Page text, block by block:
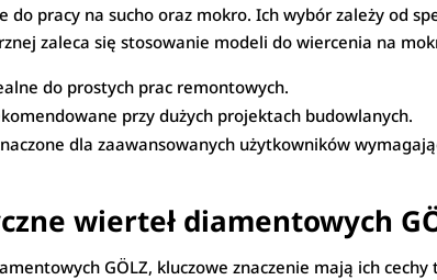
do pracy na sucho oraz mokro. Ich wybór zależy od
zaleca się stosowanie modeli do wiercenia na
do prostych prac remontowych.
przy dużych projektach budowlanych.
dla zaawansowanych użytkowników
wierteł diamentowych
GÖLZ, kluczowe znaczenie mają ich